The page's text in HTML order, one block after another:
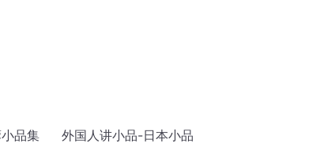
小品集 外国人讲小品-日本小品